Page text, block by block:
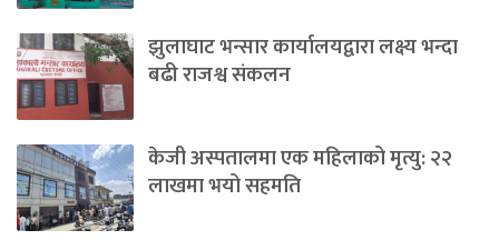
झुलाघाट भन्सार कार्यालयद्वारा लक्ष्य भन्दा
बढी राजश्व संकलन
केजी अस्पतालमा एक महिलाको मृत्यु: २२
लाखमा भयो सहमति